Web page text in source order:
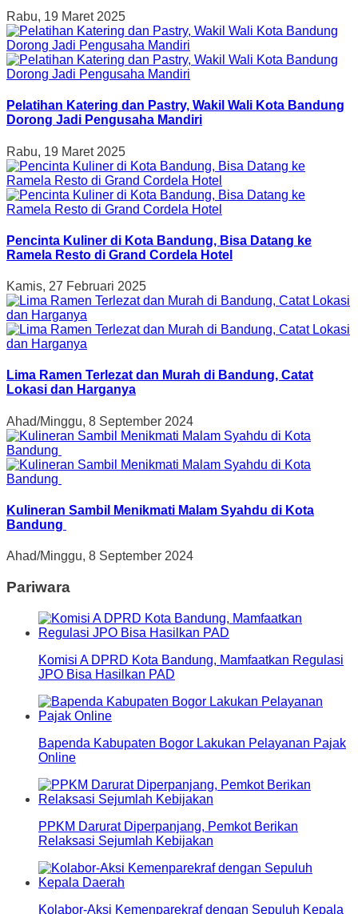
Rabu, 19 Maret 2025
Pelatihan Katering dan Pastry, Wakil Wali Kota Bandung
Dorong Jadi Pengusaha Mandiri
Rabu, 19 Maret 2025
Pencinta Kuliner di Kota Bandung, Bisa Datang ke
Ramela Resto di Grand Cordela Hotel
Kamis, 27 Februari 2025
Lima Ramen Terlezat dan Murah di Bandung, Catat
Lokasi dan Harganya
Ahad/Minggu, 8 September 2024
Kulineran Sambil Menikmati Malam Syahdu di Kota
Bandung
Ahad/Minggu, 8 September 2024
Pariwara
Komisi A DPRD Kota Bandung, Mamfaatkan Regulasi
JPO Bisa Hasilkan PAD
Bapenda Kabupaten Bogor Lakukan Pelayanan Pajak
Online
PPKM Darurat Diperpanjang, Pemkot Berikan
Relaksasi Sejumlah Kebijakan
Kolabor-Aksi Kemenparekraf dengan Sepuluh Kepala